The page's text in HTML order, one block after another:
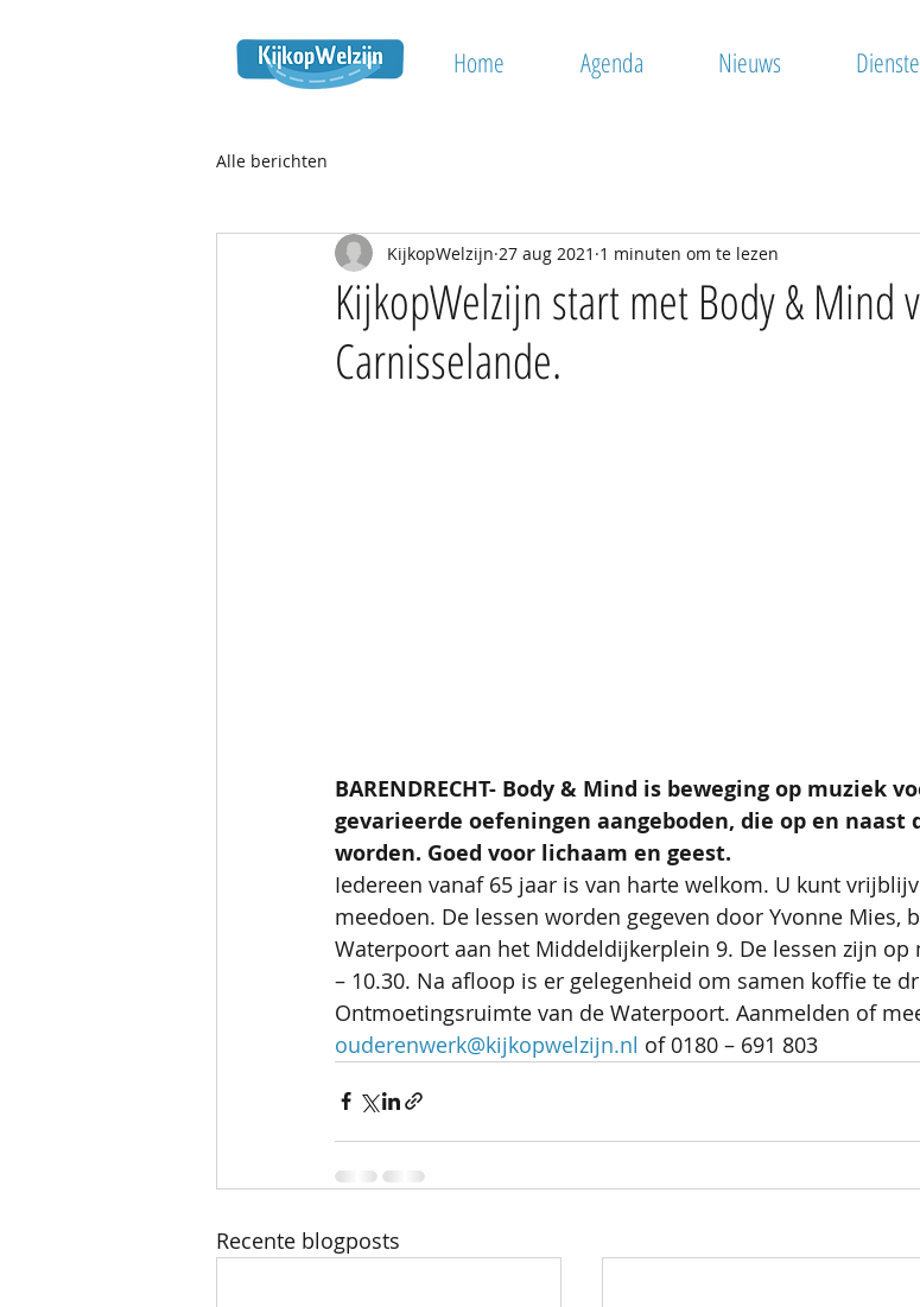
Home Agenda Nieuws
Alle berichten
KijkopWelzijn start met Body & Mind
Carnisselande.
KijkopWelzijn 27 aug 2021 1 minuten om te lezen
BARENDRECHT- Body & Mind is beweging op muziek
gevarieerde oefeningen aangeboden, die op en naast
worden. Goed voor lichaam en geest.
Iedereen vanaf 65 jaar is van harte welkom. U kunt
meedoen. De lessen worden gegeven door Yvonne Mies,
Waterpoort aan het Middeldijkerplein 9. De lessen zijn op
– 10.30. Na afloop is er gelegenheid om samen koffie te
Ontmoetingsruimte van de Waterpoort. Aanmelden of
ouderenwerk@kijkopwelzijn.nl of 0180 – 691 803
Recente blogposts